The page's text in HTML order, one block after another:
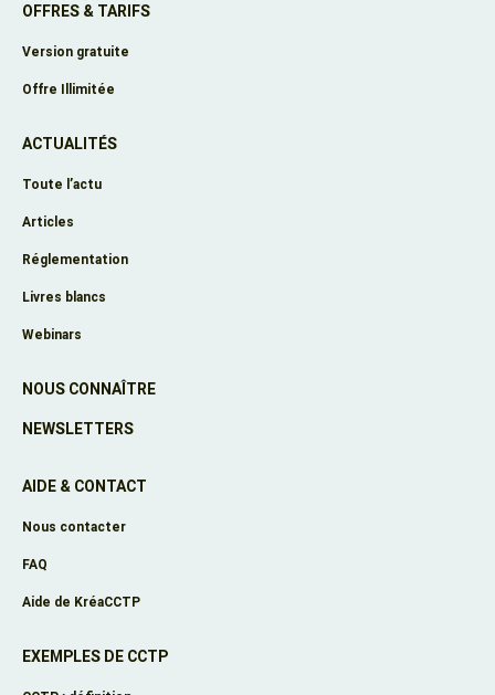
OFFRES & TARIFS
Version gratuite
Offre Illimitée
ACTUALITÉS
Toute l’actu
Articles
Réglementation
Livres blancs
Webinars
NOUS CONNAÎTRE
NEWSLETTERS
AIDE & CONTACT
Nous contacter
FAQ
Aide de KréaCCTP
EXEMPLES DE CCTP